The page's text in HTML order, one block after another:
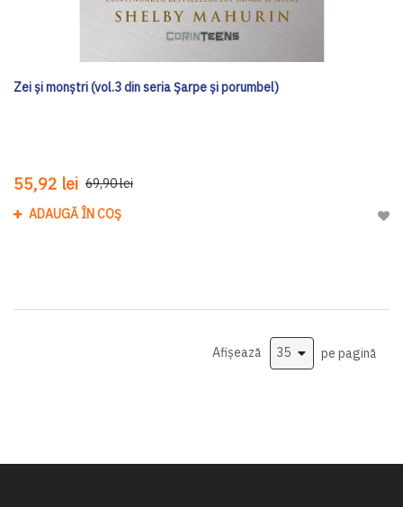
Zei și monștri (vol.3 din seria Șarpe și porumbel)
55,92 lei 69,90 lei
ADAUGĂ ÎN COȘ
Afișează pe pagină